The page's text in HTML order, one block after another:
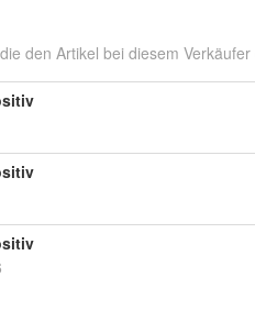
den Artikel bei diesem